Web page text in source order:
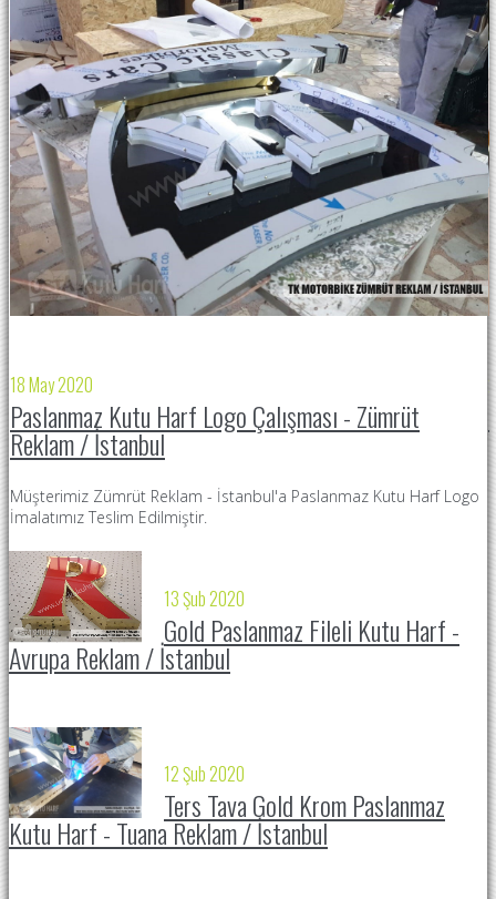
18 May 2020
Paslanmaz Kutu Harf Logo Çalışması - Zümrüt
Reklam / İstanbul
Müşterimiz Zümrüt Reklam - İstanbul'a Paslanmaz Kutu Harf Logo
İmalatımız Teslim Edilmiştir.
13 Şub 2020
Gold Paslanmaz Fileli Kutu Harf -
Avrupa Reklam / İstanbul
12 Şub 2020
Ters Tava Gold Krom Paslanmaz
Kutu Harf - Tuana Reklam / İstanbul